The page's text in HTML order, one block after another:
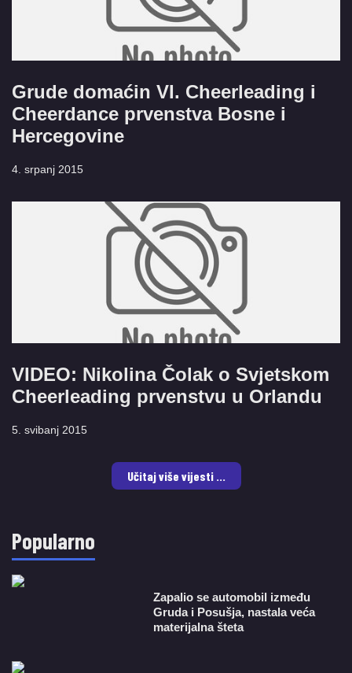
Grude domaćin VI. Cheerleading i
Cheerdance prvenstva Bosne i
Hercegovine
4. srpanj 2015
VIDEO: Nikolina Čolak o Svjetskom
Cheerleading prvenstvu u Orlandu
5. svibanj 2015
Učitaj više vijesti ...
Popularno
Zapalio se automobil između
Gruda i Posušja, nastala veća
materijalna šteta